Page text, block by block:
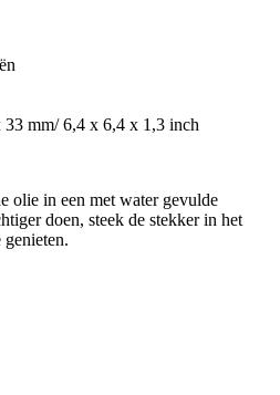
mm/ 6,4 x 6,4 x 1,3 inch
olie in een met water gevulde
doen, steek de stekker in het